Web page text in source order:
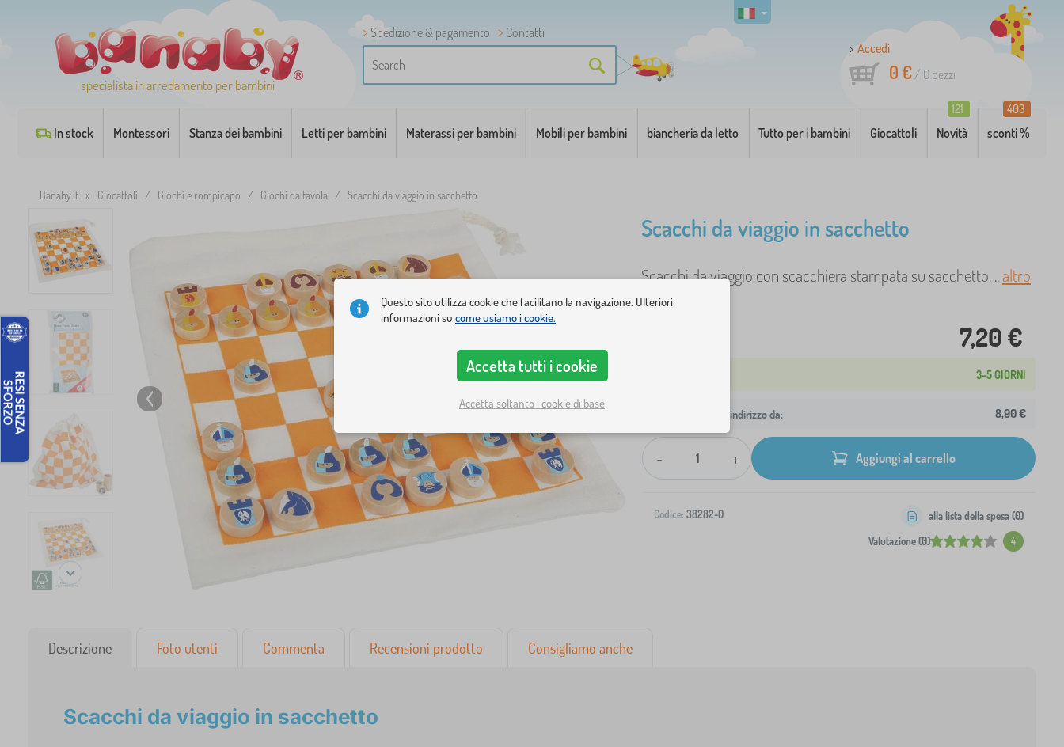
specialista in arredamento per bambini
Spedizione & pagamento
Contatti
Accedi
0 €/ 0 pezzi
In stock Montessori Stanza dei bambini Letti per bambini Materassi per bambini Mobili per bambini biancheria da letto Tutto per i bambini Giocattoli Novità
121
sconti %
403
Banaby.it » Giocattoli / Giochi e rompicapo / Giochi da tavola / Scacchi da viaggio in sacchetto
Scacchi da viaggio in sacchetto
Scacchi da viaggio con scacchiera stampata su sacchetto. ..altro
7,20 €
3-5 GIORNI
Spedizione al tuo indirizzo da: 8,90 €
- + Aggiungi al carrello
Codice: 38282-0
Valutazione (0) 4
alla lista della spesa (0)
Descrizione Foto utenti Commenta Recensioni prodotto Consigliamo anche
Scacchi da viaggio in sacchetto
Questo sito utilizza cookie che facilitano la navigazione. Ulteriori
informazioni su come usiamo i cookie.
Accetta tutti i cookie
Accetta soltanto i cookie di base